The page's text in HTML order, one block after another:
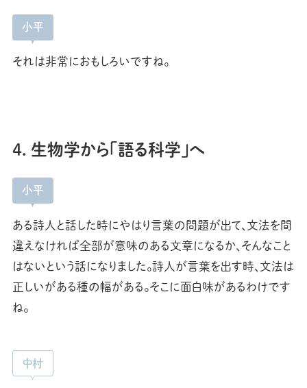
小平
それは非常におもしろいですね。
4. 生物学から「語る科学」へ
小平
ある詩人と話した時にやはり言葉の問題が出て、文法を間
違えなければ全部が意味のある文章になるか、そんなこと
はないという話になりました。詩人が言葉を出す時、文法は
正しいがある種の幅がある。そこに面白味があるわけです
ね。
中村